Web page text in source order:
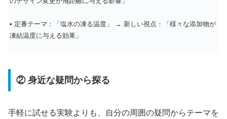
• 定番テーマ：「塩水の凍る温度」 → 新しい視点：「様々な添加物が
凍結温度に与える効果」
② 身近な疑問から探る
手軽に試せる実験よりも、自分の周囲の疑問からテーマを